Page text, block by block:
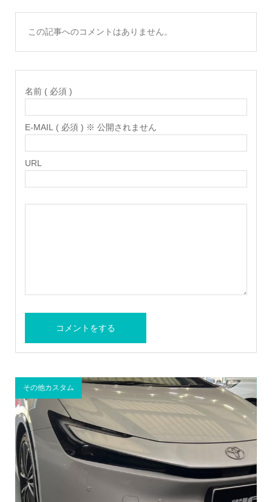
この記事へのコメントはありません。
名前 ( 必須 )
E-MAIL ( 必須 ) ※ 公開されません
URL
Z-GUARD